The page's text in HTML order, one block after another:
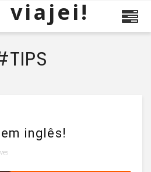
viajei!
inglês!